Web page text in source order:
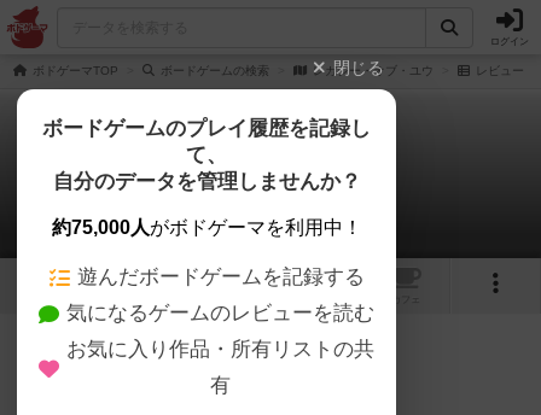
ログイン
ボドゲーマTOP ボードゲームの検索 レガシー・オブ・ユウ レビュー
レガシー・オブ・ユウ
真夏。さんのレビュー
1 1
267名 4名 0 約1年前
閉じる
ボードゲームのプレイ履歴を記録し
て、
自分のデータを管理しませんか？
約75,000人がボドゲーマを利用中！
遊んだボードゲームを記録する
気になるゲームのレビューを読む
お気に入り作品・所有リストの共
有